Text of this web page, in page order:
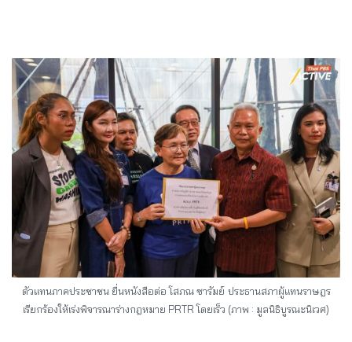
ตัวแทนภาคประชาชน ยื่นหนังสือต่อ โสภณ ซารัมย์ ประธานสภาผู้แทนราษฎร
เรียกร้องให้เร่งพิจารณาร่างกฎหมาย PRTR โดยเร็ว (ภาพ : มูลนิธิบูรณะนิเวศ)